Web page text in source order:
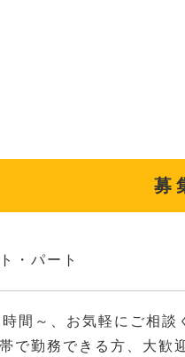
募
・パート
間～、お気軽にご相談
で勤務できる方、大歓